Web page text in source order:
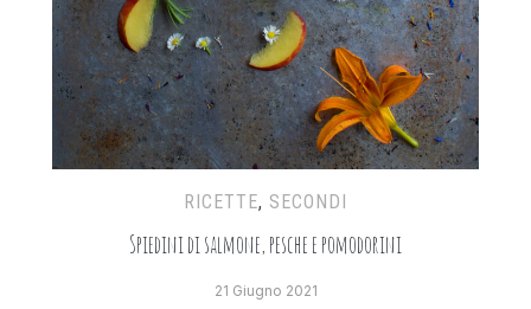
RICETTE, SECONDI
Spiedini di salmone, pesche e pomodorini
21 Giugno 2021